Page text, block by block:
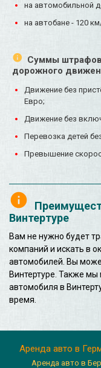
на автомобильной
на автобане - 120
Суммы штрафов
дорожного
Движение без
Евро;
Движение без
Перевозка детей
Превышение
Винтертуре
Вам не нужно будет
компаний и искать в
автомобилей. Вы
Винтертуре. Также
автомобиля в
время.
Аренда авто в
Аренда авто в